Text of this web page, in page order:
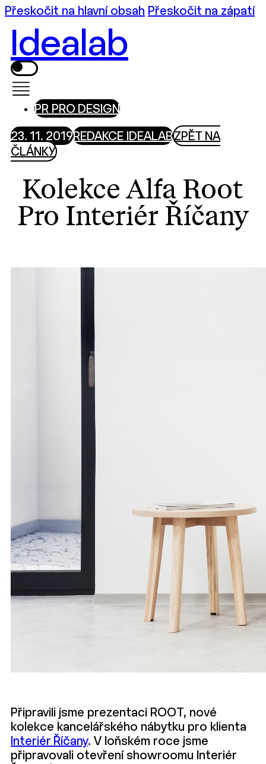
Přeskočit na hlavní obsah Přeskočit na zápatí
Idealab
PR PRO DESIGN
23. 11. 2019REDAKCE IDEALABZPĚT NA
ČLÁNKY
Kolekce Alfa Root
Pro Interiér Říčany
Připravili jsme prezentaci ROOT, nové
kolekce kancelářského nábytku pro klienta
Interiér Říčany. V loňském roce jsme
připravovali otevření showroomu Interiér